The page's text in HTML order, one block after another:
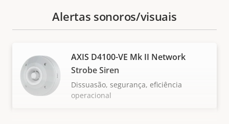
Alertas sonoros/visuais
AXIS D4100-VE Mk II Network
Strobe Siren
Dissuasão, segurança, eficiência
operacional